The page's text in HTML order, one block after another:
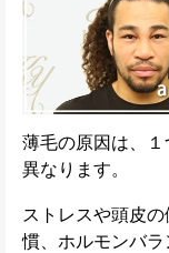
薄毛の原因は、
異なります。
ストレスや頭皮
慣、ホルモンバ